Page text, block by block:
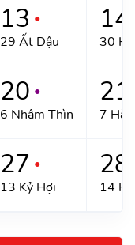
13 ●
29 Ất Dậu
14
30
20 ●
6 Nhâm Thìn
21
7
27 ●
13 Kỷ Hợi
28
14